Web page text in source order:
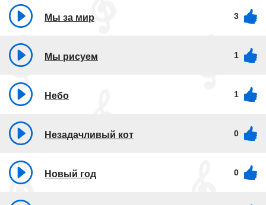
Мы за мир 3
Мы рисуем 1
Небо 1
Незадачливый кот 0
Новый год 0